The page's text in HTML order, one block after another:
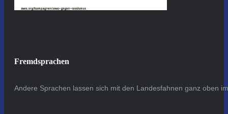
Fremdsprachen
Andere Sprachen lassen sich mit den Landesfahnen ganz oben